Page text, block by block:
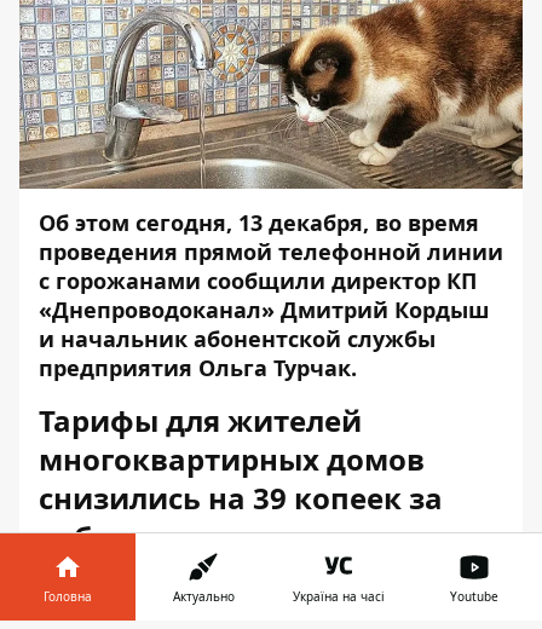
Об этом сегодня, 13 декабря, во время
проведения прямой телефонной линии
с горожанами сообщили директор КП
«Днепроводоканал» Дмитрий Кордыш
и начальник абонентской службы
предприятия Ольга Турчак.
Тарифы для жителей
многоквартирных домов
снизились на 39 копеек за
кубометр
Снижение тарифа на водоснабжение и
водоотвод для жителей многоквартирных
Головна Актуально Україна на часі Youtube